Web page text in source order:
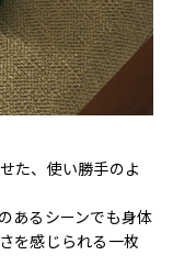
た、使い勝手のよ
あるシーンでも身体
を感じられる一枚